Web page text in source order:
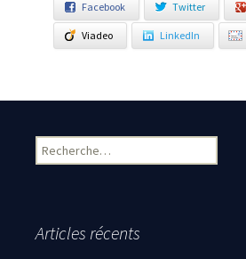
Facebook Twitter
Viadeo LinkedIn
Rechercher :
Articles récents